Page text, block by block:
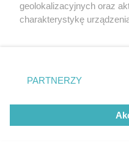
geolokalizacyjnych oraz
charakterystykę
zmienić/wycofać klikając
znajdujący się w lewym
rodzaje przetwarzania
użytkownika, ale masz
przetwarzaniu.
PARTNERZY